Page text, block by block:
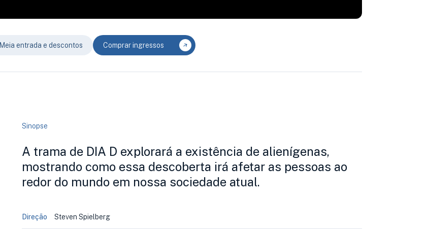
Meia entrada e descontos Comprar ingressos
Sinopse
A trama de DIA D explorará a existência de alienígenas,
mostrando como essa descoberta irá afetar as pessoas ao
redor do mundo em nossa sociedade atual.
Direção Steven Spielberg